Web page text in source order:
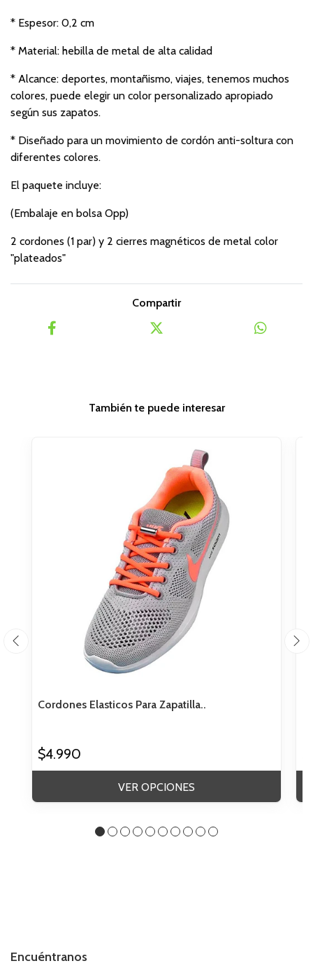
* Espesor: 0,2 cm
* Material: hebilla de metal de alta calidad
* Alcance: deportes, montañismo, viajes, tenemos muchos
colores, puede elegir un color personalizado apropiado
según sus zapatos.
* Diseñado para un movimiento de cordón anti-soltura con
diferentes colores.
El paquete incluye:
(Embalaje en bolsa Opp)
2 cordones (1 par) y 2 cierres magnéticos de metal color
"plateados"
Compartir
También te puede interesar
Cordones Elasticos Para Zapatilla..
$4.990
VER OPCIONES
Encuéntranos